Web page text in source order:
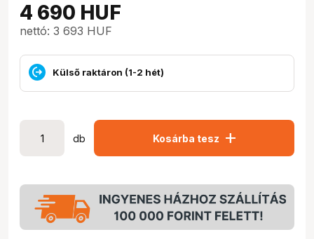
4 690 HUF
nettó: 3 693 HUF
Külső raktáron (1-2 hét)
db Kosárba tesz add